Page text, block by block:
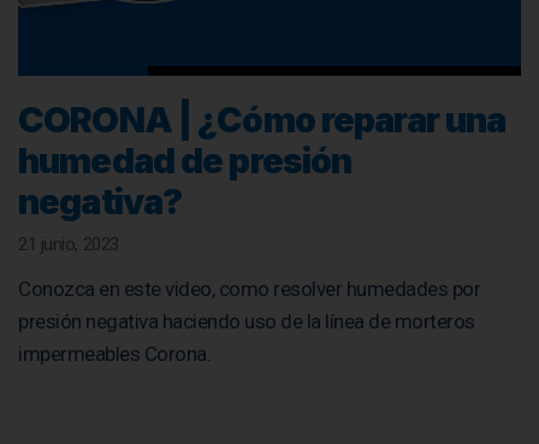
CORONA | ¿Cómo reparar una
humedad de presión
negativa?
21 junio, 2023
Conozca en este video, como resolver humedades por
presión negativa haciendo uso de la línea de morteros
impermeables Corona.